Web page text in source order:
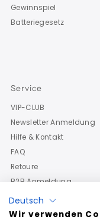
Gewinnspiel
Batteriegesetz
Service
VIP-CLUB
Newsletter Anmeldung
Hilfe & Kontakt
FAQ
Retoure
B2B Anmeldung
Deutsch
Wir verwenden